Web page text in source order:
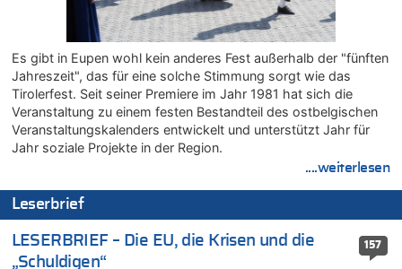
05.08.2026 - 17:05 von Dax zu
Wie kam es zur Ceuta-Krise?
05.08.2026 - 17:00 von Chips zu
Wasserstand des Rheins in NRW so niedrig wie noch nie
05.08.2026 - 17:00 von Dax zu
Wie kam es zur Ceuta-Krise?
05.08.2026 - 16:51 von Chips zu
Es gibt mmer mehr Fälle von Fahrerflucht in Belgien –
Fußgänger und Radfahrer sind die häufigsten Opfer
05.08.2026 - 16:47 von Hugo Egon Bernhard von Sinnen zu
05.08.2026 - 16:44 von JoKrings zu
Zweite Hitzewelle in diesem Sommer ist jetzt amtlich
Es gibt in Eupen wohl kein anderes Fest außerhalb der "fünften
Jahreszeit", das für eine solche Stimmung sorgt wie das
Tirolerfest. Seit seiner Premiere im Jahr 1981 hat sich die
Veranstaltung zu einem festen Bestandteil des ostbelgischen
Veranstaltungskalenders entwickelt und unterstützt Jahr für
Jahr soziale Projekte in der Region.
....weiterlesen
Leserbrief
157
LESERBRIEF – Die EU, die Krisen und die
„Schuldigen“